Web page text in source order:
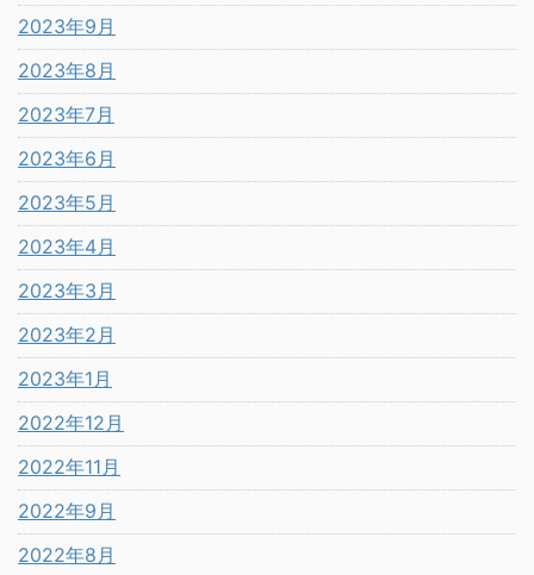
2023年9月
2023年8月
2023年7月
2023年6月
2023年5月
2023年4月
2023年3月
2023年2月
2023年1月
2022年12月
2022年11月
2022年9月
2022年8月